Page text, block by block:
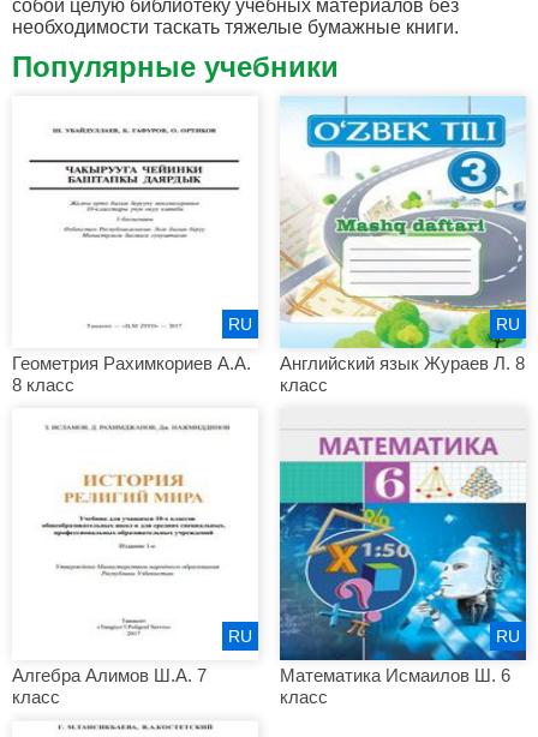
собой целую библиотеку учебных материалов без
необходимости таскать тяжелые бумажные книги.
Популярные учебники
Геометрия Рахимкориев А.А.
8 класс
RU
Английский язык Жураев Л. 8
класс
RU
Алгебра Алимов Ш.А. 7
класс
RU
Математика Исмаилов Ш. 6
класс
RU